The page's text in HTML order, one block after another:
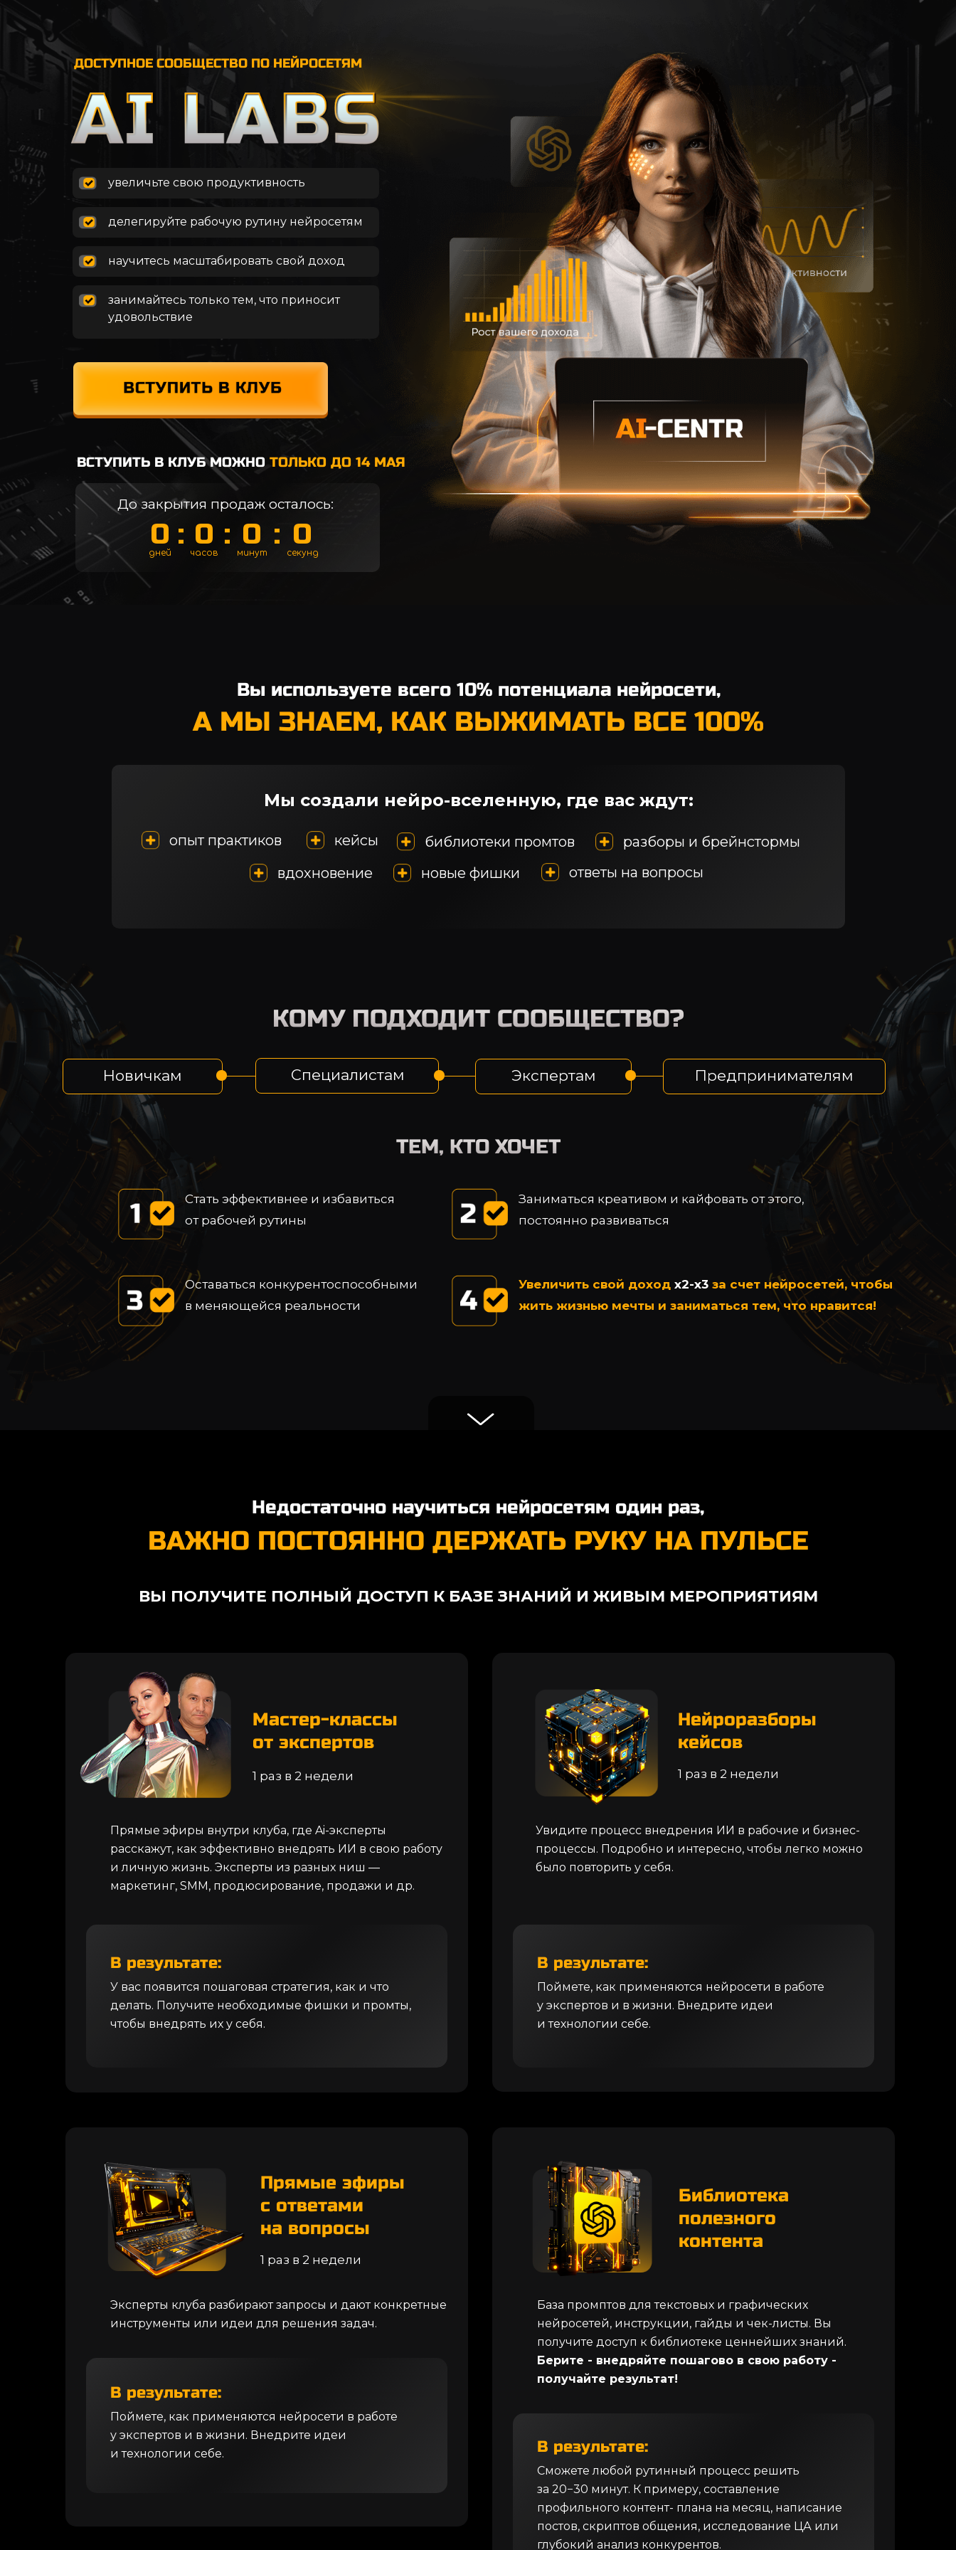
увеличьте свою продуктивность
делегируйте рабочую рутину нейросетям
научитесь масштабировать свой доход
ДОСТУПНОЕ СООБЩЕСТВО ПО НЕЙРОСЕТЯМ
занимайтесь только тем, что приносит
удовольствие
ВСТУПИТЬ В КЛУБ МОЖНО ТОЛЬКО ДО 14 МАЯ
До закрытия продаж осталось:
0
дней
: 0
часов
: 0
минут
: 0
секунд
Вы используете всего 10% потенциала нейросети,
А МЫ ЗНАЕМ, КАК ВЫЖИМАТЬ ВСЕ 100%
Мы создали нейро-вселенную, где вас ждут:
опыт практиков
КОМУ ПОДХОДИТ СООБЩЕСТВО?
кейсы библиотеки промтов
разборы и брейнстормы
вдохновение
новые фишки ответы на вопросы
Новичкам Специалистам Экспертам Предпринимателям
ТЕМ, КТО ХОЧЕТ
Стать эффективнее и избавиться
от рабочей рутины
Заниматься креативом и кайфовать от этого,
постоянно развиваться
Оставаться конкурентоспособными
в меняющейся реальности
Увеличить свой доход x2-х3 за счет нейросетей, чтобы
жить жизнью мечты и заниматься тем, что нравится!
ВАЖНО ПОСТОЯННО ДЕРЖАТЬ РУКУ НА ПУЛЬСЕ
Недостаточно научиться нейросетям один раз,
ВЫ ПОЛУЧИТЕ ПОЛНЫЙ ДОСТУП К БАЗЕ ЗНАНИЙ И ЖИВЫМ МЕРОПРИЯТИЯМ
Мастер-классы
от экспертов
1 раз в 2 недели
Прямые эфиры внутри клуба, где Ai-эксперты
расскажут, как эффективно внедрять ИИ в свою работу
и личную жизнь. Эксперты из разных ниш —
маркетинг, SMM, продюсирование, продажи и др.
В результате:
У вас появится пошаговая стратегия, как и что
делать. Получите необходимые фишки и промты,
чтобы внедрять их у себя.
Нейроразборы
кейсов
1 раз в 2 недели
Увидите процесс внедрения ИИ в рабочие и бизнес-
процессы. Подробно и интересно, чтобы легко можно
было повторить у себя.
В результате:
Поймете, как применяются нейросети в работе
у экспертов и в жизни. Внедрите идеи
и технологии себе.
Прямые эфиры
с ответами
на вопросы
1 раз в 2 недели
Эксперты клуба разбирают запросы и дают конкретные
инструменты или идеи для решения задач.
В результате:
Поймете, как применяются нейросети в работе
у экспертов и в жизни. Внедрите идеи
и технологии себе.
Библиотека
полезного
контента
База промптов для текстовых и графических
нейросетей, инструкции, гайды и чек-листы. Вы
получите доступ к библиотеке ценнейших знаний.
Берите - внедряйте пошагово в свою работу -
получайте результат!
В результате:
Сможете любой рутинный процесс решить
за 20−30 минут. К примеру, составление
профильного контент- плана на месяц, написание
постов, скриптов общения, исследование ЦА или
глубокий анализ конкурентов.